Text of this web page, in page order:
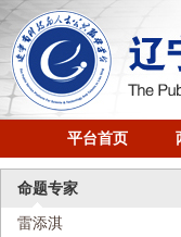
平台首页
命题专家
雷添淇